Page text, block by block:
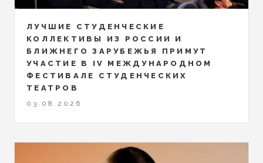
ЛУЧШИЕ СТУДЕНЧЕСКИЕ
КОЛЛЕКТИВЫ ИЗ РОССИИ И
БЛИЖНЕГО ЗАРУБЕЖЬЯ ПРИМУТ
УЧАСТИЕ В IV МЕЖДУНАРОДНОМ
ФЕСТИВАЛЕ СТУДЕНЧЕСКИХ
ТЕАТРОВ
03.08.2026